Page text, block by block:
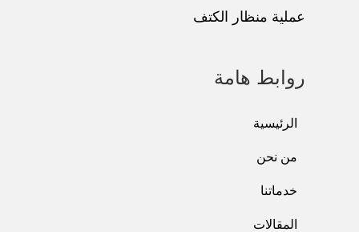
عملية منظار الكتف
روابط هامة
الرئيسية
من نحن
خدماتنا
المقالات